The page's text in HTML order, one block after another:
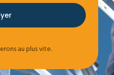
au plus vite.